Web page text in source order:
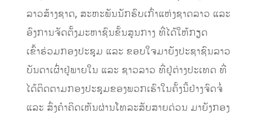
ລາວສ້າງຊາດ, ສະຫະພັນນັກຮົບເກົ່າແຫ່ງຊາດລາວ ແລະ
ອົງການຈັດຕັ້ງມະຫາຊົນຂັ້ນສູນກາງ ທີ່ໄດ້ໃຫ້ກຽດ
ເຂົ້າຮ່ວມກອງປະຊຸມ ແລະ ຂອບໃຈມາຍັງປະຊາຊົນລາວ
ບັນດາເຜົ່າຢູ່ພາຍໃນ ແລະ ຊາວລາວ ທີ່ຢູ່ຕ່າງປະເທດ ທີ່
ໄດ້ຕິດຕາມກອງປະຊຸມຂອງພວກເຮົາໃນຄັ້ງນີ້ຢ່າງຈົດຈໍ່
ແລະ ສົ່ງຄໍາຄິດເຫັນຜ່ານໂທລະສັບສາຍດ່ວນ ມາຍັງກອງ